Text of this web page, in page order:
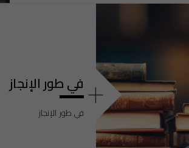
في طور الإنجاز
في طور الإنجاز
+